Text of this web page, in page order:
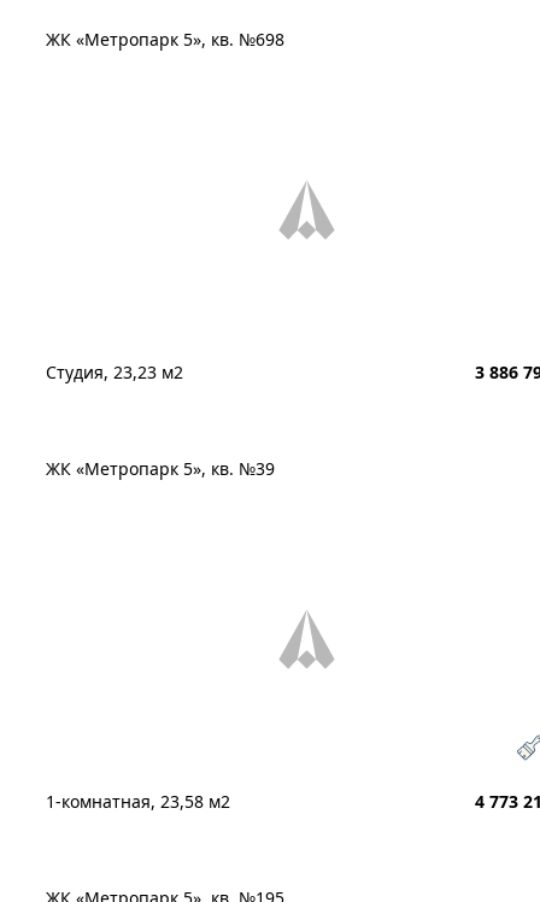
ЖК «Метропарк 5», кв. №698
Студия, 23,23 м2 3 886
ЖК «Метропарк 5», кв. №39
1-комнатная, 23,58 м2 4 773